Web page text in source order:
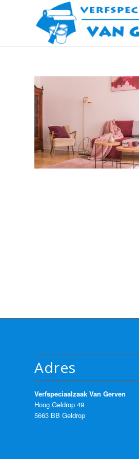
Adres
Verfspeciaalzaak Van Gerven
Hoog Geldrop 49
5663 BB Geldrop